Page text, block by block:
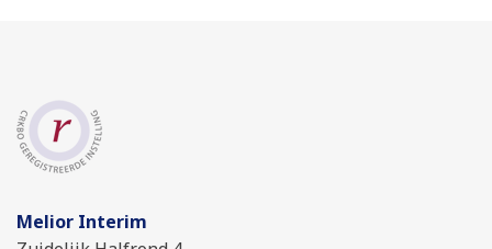
Melior Interim